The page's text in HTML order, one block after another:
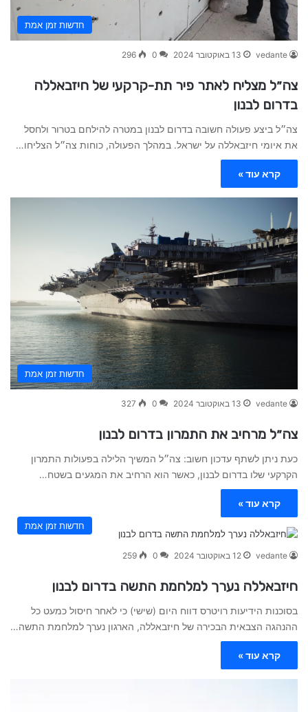
חדשות זמן אמת
vedante 13 באוקטובר 2024 0
296
צה״ל מצליח לאתר פיר תת-קרקעי של חיזבאללה
בדרום לבנון
צה״ל ביצע פעולה חשובה בדרום לבנון במטרה להילחם בטרור ולחסל
את איומי חיזבאללה על ישראל. במהלך הפעולה, כוחות צה״ל הצליחו…
קרא עוד »
חדשות זמן אמת
vedante 13 באוקטובר 2024 0
327
צה״ל מרחיב את התמרון בדרום לבנון
כעת ניתן לשתף עדכון חשוב: צה״ל המשיך הלילה בפעולות התמרון
הקרקעי שלו בדרום לבנון, כאשר הוא הרחיב את המגעים בשטח…
קרא עוד »
חדשות זמן אמת
vedante 12 באוקטובר 2024 0
259
חיזבאללה נערך למלחמת התשה בדרום לבנון
בסוכנות הידיעות רויטרס דווח היום (שישי) כי לאחר חיסול כמעט כל
ההנהגה הצבאית הבכירה של חיזבאללה, הארגון נערך למלחמת התשה…
קרא עוד »